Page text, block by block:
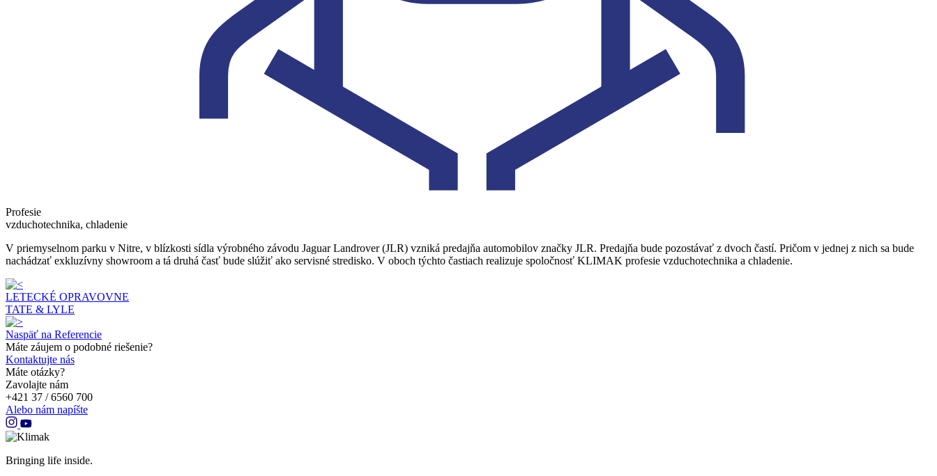
Profesie
vzduchotechnika, chladenie
V priemyselnom parku v Nitre, v blízkosti sídla výrobného závodu Jaguar Landrover (JLR) vzniká predajňa automobilov značky JLR. Predajňa bude pozostávať z dvoch častí. Pričom v jednej z nich sa bude
nachádzať exkluzívny showroom a tá druhá časť bude slúžiť ako servisné stredisko. V oboch týchto častiach realizuje spoločnosť KLIMAK profesie vzduchotechnika a chladenie.
LETECKÉ OPRAVOVNE
TATE & LYLE
Naspäť na Referencie
Máte záujem o podobné riešenie?
Kontaktujte nás
Máte otázky?
Zavolajte nám
+421 37 / 6560 700
Alebo nám napíšte
Bringing life inside.